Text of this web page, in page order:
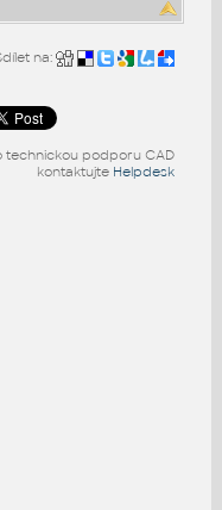
na:
technickou podporu CAD
kontaktujte Helpdesk